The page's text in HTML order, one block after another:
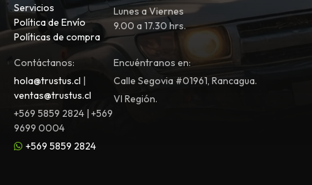
Servicios
Política de Envío
Políticas de compra
Lunes a Viernes
9.00 a 17.30 hrs.
Contáctanos:
hola@trustus.cl |
ventas@trustus.cl
+569 5859 2824 | +569
9699 0004
+569 5859 2824
Encuéntranos en:
Calle Segovia #01961, Rancagua.
VI Región.